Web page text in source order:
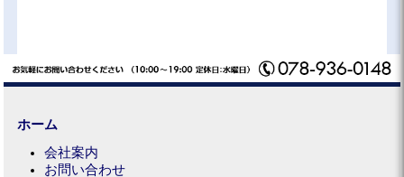
ホーム
会社案内
お問い合わせ